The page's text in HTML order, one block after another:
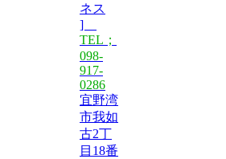
ネス
]
TEL；
098-
917-
0286
宜野湾
市我如
古2丁
目18番